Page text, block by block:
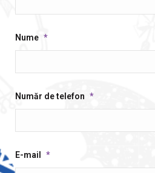
Nume *
Număr de telefon *
E-mail *